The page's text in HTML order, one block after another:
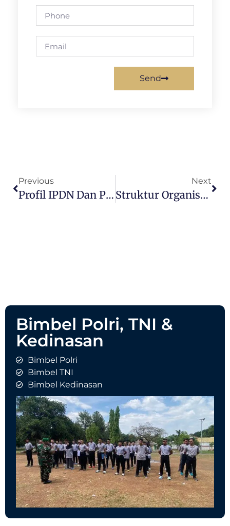
Send
Previous
Profil IPDN Dan Peranannya Dalam Dunia Kerja
Next
Struktur Organisasi IPDN: Mengenal Tatanan Administratif Dan Kepemimpinan Di Institut Pemerintahan Dalam Negeri
Bimbel Polri, TNI &
Kedinasan
Bimbel Polri
Bimbel TNI
Bimbel Kedinasan